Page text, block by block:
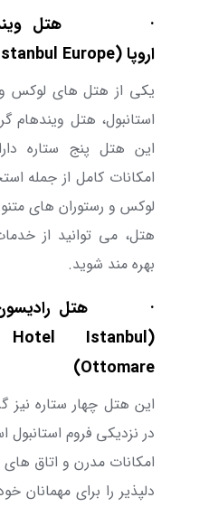
· هتل ویندهام
اروپا (Wyndham Grand Istanbul Europe)
یکی از هتل های لوکس
استانبول، هتل ویندهام
این هتل پنج ستاره
امکانات کامل از جمله
لوکس و رستوران های
هتل، می توانید از
بهره مند شوید.
· هتل رادیسون
Istanbul
Ottomare)
این هتل چهار ستاره نیز
در نزدیکی فروم
امکانات مدرن و اتاق
دلپذیر را برای مهمانان